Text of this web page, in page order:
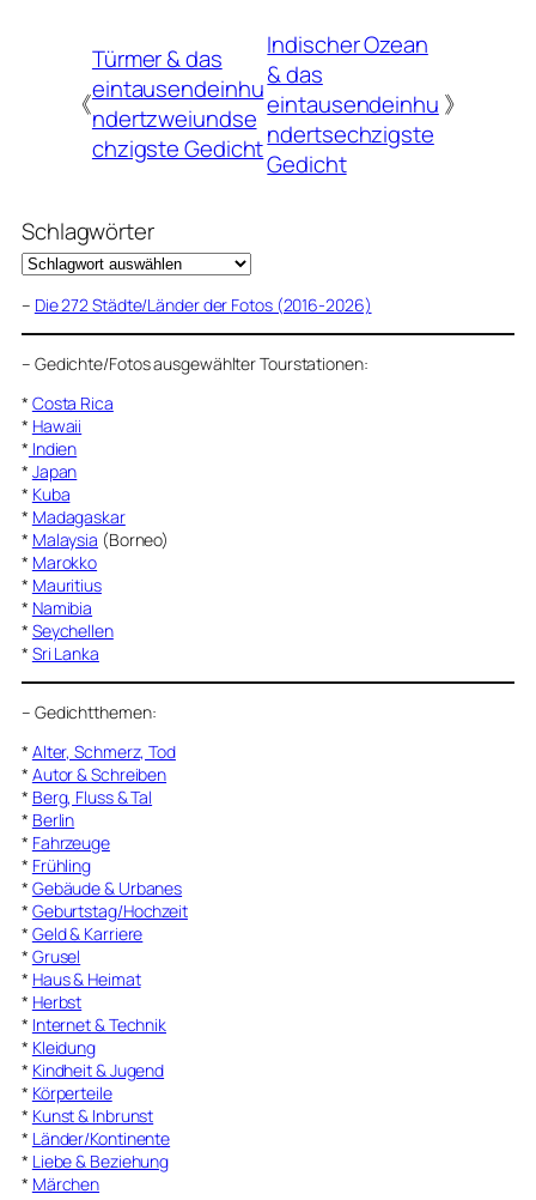
《
Türmer & das
eintausendeinhu
ndertzweiundse
chzigste Gedicht
Indischer Ozean
& das
eintausendeinhu
ndertsechzigste
Gedicht
》
Schlagwörter
– Die 272 Städte/Länder der Fotos (2016-2026)
– Gedichte/Fotos ausgewählter Tourstationen:
* Costa Rica
* Hawaii
* Indien
* Japan
* Kuba
* Madagaskar
* Malaysia (Borneo)
* Marokko
* Mauritius
* Namibia
* Seychellen
* Sri Lanka
– Gedichtthemen:
* Alter, Schmerz, Tod
* Autor & Schreiben
* Berg, Fluss & Tal
* Berlin
* Fahrzeuge
* Frühling
* Gebäude & Urbanes
* Geburtstag/Hochzeit
* Geld & Karriere
* Grusel
* Haus & Heimat
* Herbst
* Internet & Technik
* Kleidung
* Kindheit & Jugend
* Körperteile
* Kunst & Inbrunst
* Länder/Kontinente
* Liebe & Beziehung
* Märchen